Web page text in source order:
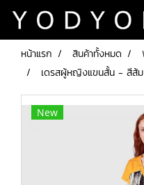
หน้าแรก สินค้าทั้งหมด
เดรสผู้หญิงแขนสั้น - สีส้ม
New